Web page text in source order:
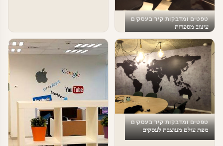
טפטים ומדבקות קיר בעסקים
עיצוב מספרות
טפטים ומדבקות קיר בעסקים
מפת עולם מעוצבת לעסקים